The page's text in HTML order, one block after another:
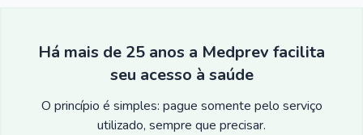
Há mais de 25 anos a Medprev facilita
seu acesso à saúde
O princípio é simples: pague somente pelo serviço
utilizado, sempre que precisar.